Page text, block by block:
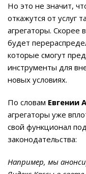
Но это не значит,
откажутся от услуг
агрегаторы. Скорее
будет
которые смогут
инструменты для
новых условиях.
По словам Евгении
агрегаторы уже
свой функционал
законодательства:
Например, мы